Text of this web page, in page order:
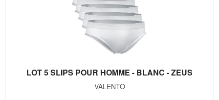
LOT 5 SLIPS POUR HOMME - BLANC - ZEUS
VALENTO